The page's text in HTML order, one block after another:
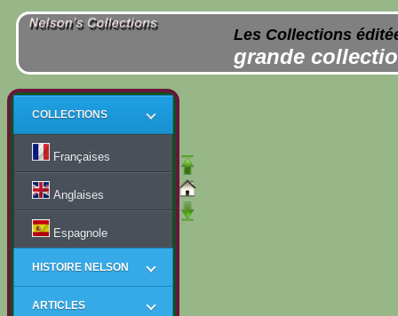
Les Collections
grande
COLLECTIONS
Françaises
Anglaises
Espagnole
HISTOIRE NELSON
ARTICLES